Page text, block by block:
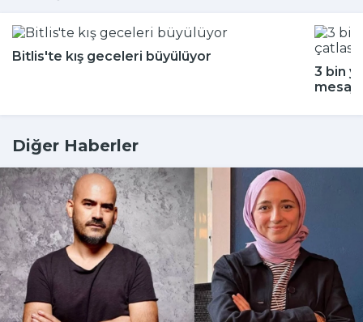
Bitlis'te kış geceleri büyülüyor
3 bin
mesajı
Diğer Haberler